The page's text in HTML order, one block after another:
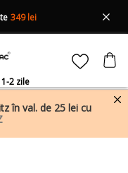
2 zile
349 lei
în val. de 25 lei cu